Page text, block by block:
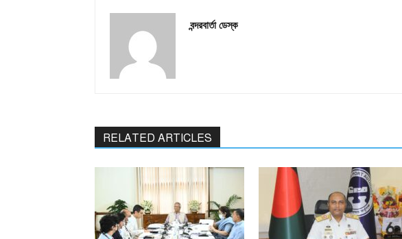
বন্দরবার্তা ডেস্ক
RELATED ARTICLES